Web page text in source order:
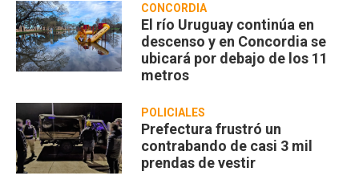
CONCORDIA
El río Uruguay continúa en
descenso y en Concordia se
ubicará por debajo de los 11
metros
POLICIALES
Prefectura frustró un
contrabando de casi 3 mil
prendas de vestir